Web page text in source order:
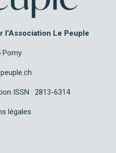
l’Association Le Peuple
Pomy
ISSN : 2813-6314
légales